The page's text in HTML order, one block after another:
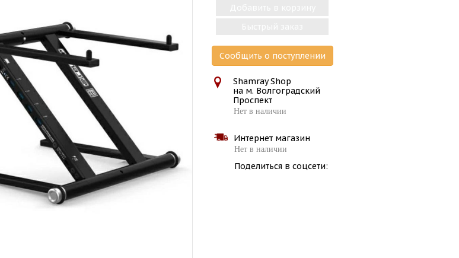
Сообщить о поступлении
Shamray Shop
на м. Волгоградский
Проспект
Нет в наличии
Интернет магазин
Нет в наличии
Поделиться в соцсети: